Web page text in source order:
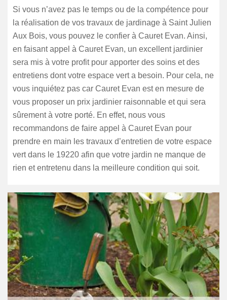
Si vous n’avez pas le temps ou de la compétence pour
la réalisation de vos travaux de jardinage à Saint Julien
Aux Bois, vous pouvez le confier à Cauret Evan. Ainsi,
en faisant appel à Cauret Evan, un excellent jardinier
sera mis à votre profit pour apporter des soins et des
entretiens dont votre espace vert a besoin. Pour cela, ne
vous inquiétez pas car Cauret Evan est en mesure de
vous proposer un prix jardinier raisonnable et qui sera
sûrement à votre porté. En effet, nous vous
recommandons de faire appel à Cauret Evan pour
prendre en main les travaux d’entretien de votre espace
vert dans le 19220 afin que votre jardin ne manque de
rien et entretenu dans la meilleure condition qui soit.